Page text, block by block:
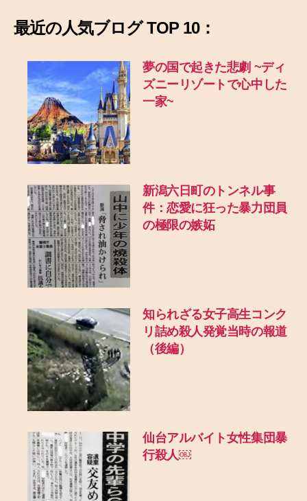
最近の人気ブログ TOP 10：
夢の国で起きた悲劇 ~ディ
ズニーリゾートで心中した
一家~
新潟六日町のトンネル事
件：恋愛に狂った暴力団員
の極限の嫉妬
知られざる女子高生コンク
リ詰め殺人発覚当時の報道
（後編）
仙台アルバイト女性集団暴
行殺人￼